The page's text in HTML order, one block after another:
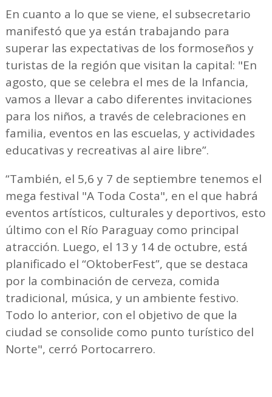
En cuanto a lo que se viene, el subsecretario
manifestó que ya están trabajando para
superar las expectativas de los formoseños y
turistas de la región que visitan la capital: "En
agosto, que se celebra el mes de la Infancia,
vamos a llevar a cabo diferentes invitaciones
para los niños, a través de celebraciones en
familia, eventos en las escuelas, y actividades
educativas y recreativas al aire libre”.
“También, el 5,6 y 7 de septiembre tenemos el
mega festival "A Toda Costa", en el que habrá
eventos artísticos, culturales y deportivos, esto
último con el Río Paraguay como principal
atracción. Luego, el 13 y 14 de octubre, está
planificado el “OktoberFest”, que se destaca
por la combinación de cerveza, comida
tradicional, música, y un ambiente festivo.
Todo lo anterior, con el objetivo de que la
ciudad se consolide como punto turístico del
Norte", cerró Portocarrero.